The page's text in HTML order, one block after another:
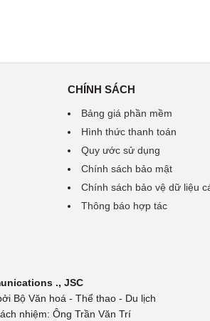
CHÍNH SÁCH
Bảng giá phần mềm
Hình thức thanh toán
Quy ước sử dụng
Chính sách bảo mật
Chính sách bảo vệ dữ liệu
Thông báo hợp tác
., JSC
Bộ Văn hoá - Thể thao - Du lịch
nhiệm: Ông Trần Văn Trí